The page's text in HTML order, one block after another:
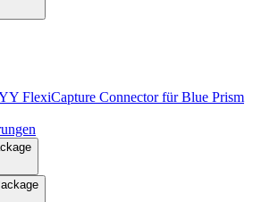
FlexiCapture Connector für Blue Prism